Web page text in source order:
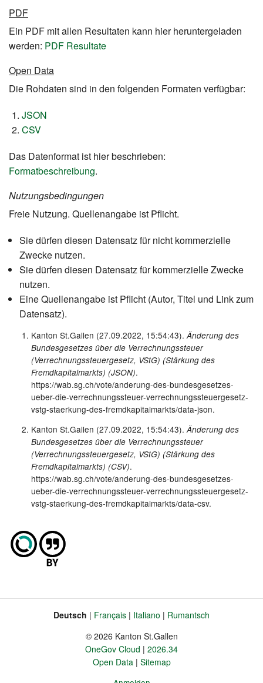
Wahlkreise
Statistik
Downloads
PDF
Ein PDF mit allen Resultaten kann hier heruntergeladen
werden: PDF Resultate
Open Data
Die Rohdaten sind in den folgenden Formaten verfügbar:
JSON
CSV
Das Datenformat ist hier beschrieben:
Formatbeschreibung.
Nutzungsbedingungen
Freie Nutzung. Quellenangabe ist Pflicht.
Sie dürfen diesen Datensatz für nicht kommerzielle
Zwecke nutzen.
Sie dürfen diesen Datensatz für kommerzielle Zwecke
nutzen.
Eine Quellenangabe ist Pflicht (Autor, Titel und Link zum
Datensatz).
Kanton St.Gallen (27.09.2022, 15:54:43). Änderung des
Bundesgesetzes über die Verrechnungssteuer
(Verrechnungssteuergesetz, VStG) (Stärkung des
Fremdkapitalmarkts) (JSON).
https://wab.sg.ch/vote/anderung-des-bundesgesetzes-
ueber-die-verrechnungssteuer-verrechnungssteuergesetz-
vstg-staerkung-des-fremdkapitalmarkts/data-json.
Kanton St.Gallen (27.09.2022, 15:54:43).Änderung des
Bundesgesetzes über die Verrechnungssteuer
(Verrechnungssteuergesetz, VStG) (Stärkung des
Fremdkapitalmarkts) (CSV).
https://wab.sg.ch/vote/anderung-des-bundesgesetzes-
ueber-die-verrechnungssteuer-verrechnungssteuergesetz-
vstg-staerkung-des-fremdkapitalmarkts/data-csv.
FusszeileDeutsch Français Italiano
Rumantsch
© 2026 Kanton St.Gallen
OneGov Cloud
2026.34
Open Data
Sitemap